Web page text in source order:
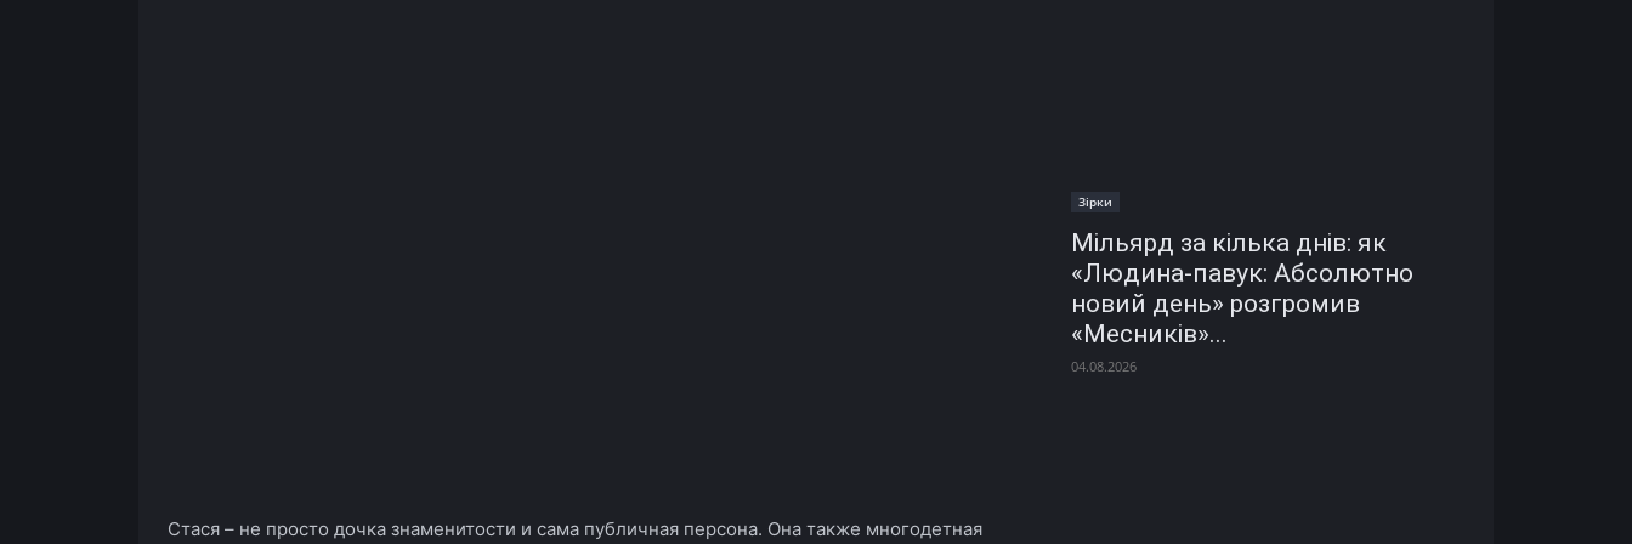
Стася – не просто дочка знаменитости и сама публичная персона. Она также многодетная
Зірки
Мільярд за кілька днів: як
«Людина-павук: Абсолютно
новий день» розгромив
«Месників»...
04.08.2026